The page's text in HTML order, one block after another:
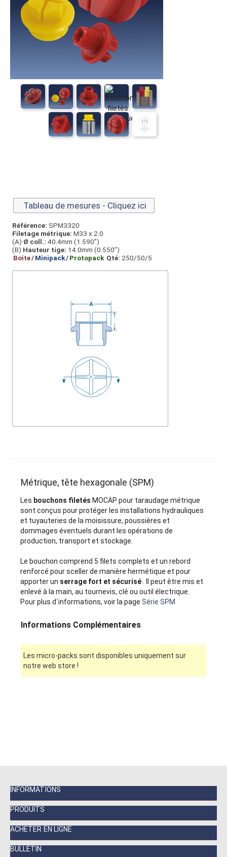
Tableau de mesures - Cliquez ici
Référence: SPM3320
Filetage métrique: M33 x 2.0
(A) Ø coll.: 40.4mm (1.590”)
(B) Hauteur tige: 14.0mm (0.550”)
Boite/Minipack/Protopack Qté: 250/50/5
Métrique, tête hexagonale (SPM)
Les bouchons filetés MOCAP pour taraudage métrique
sont conçus pour protéger les installations hydrauliques
et tuyauteries de la moisissure, poussières et
dommages éventuels durant les opérations de
production, transport et stockage.
Le bouchon comprend 5 filets complets et un rebord
renforcé pour sceller de manière hermétique et pour
apporter un serrage fort et sécurisé
. Il peut être mis et
enlevé à la main, au tournevis, clé ou outil électrique.
Pour plus d`informations, voir la pageSérie SPM
Informations Complémentaires
Les micro-packs sont disponibles uniquement sur
notre web store !
INFORMATIONS
PRODUITS
ACHETER EN LIGNE
BULLETIN